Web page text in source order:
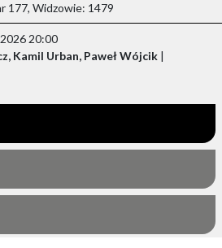
177, Widzowie: 1479
20:00
Kamil Urban, Paweł Wójcik |